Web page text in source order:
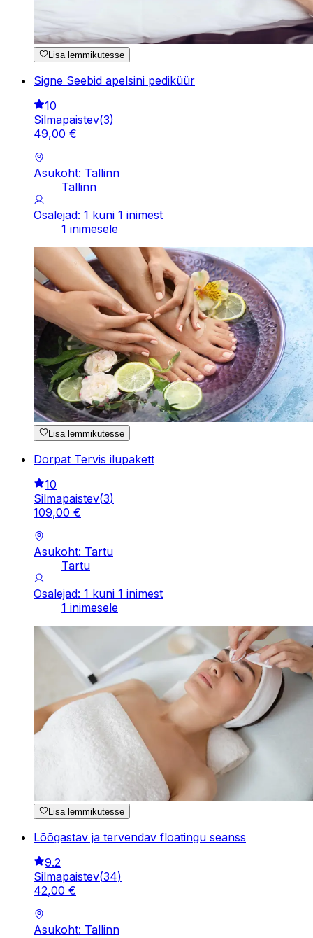
Lisa lemmikutesse
Signe Seebid apelsini pediküür
10
Silmapaistev(3)
49,00 €
Asukoht: Tallinn
Tallinn
Osalejad: 1 kuni 1 inimest
1 inimesele
Lisa lemmikutesse
Dorpat Tervis ilupakett
10
Silmapaistev(3)
109,00 €
Asukoht: Tartu
Tartu
Osalejad: 1 kuni 1 inimest
1 inimesele
Lisa lemmikutesse
Lõõgastav ja tervendav floatingu seanss
9.2
Silmapaistev(34)
42,00 €
Asukoht: Tallinn